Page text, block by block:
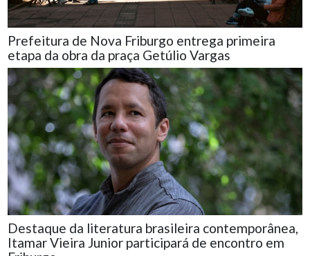
Prefeitura de Nova Friburgo entrega primeira
etapa da obra da praça Getúlio Vargas
Destaque da literatura brasileira contemporânea,
Itamar Vieira Junior participará de encontro em